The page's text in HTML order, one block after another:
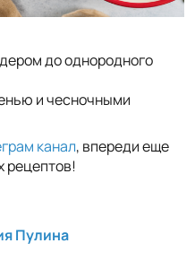
до однородного
и чесночными
канал, впереди еще
рецептов!
Пулина